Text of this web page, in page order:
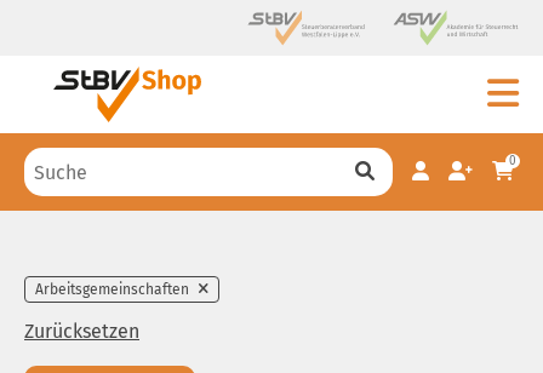
0
Arbeitsgemeinschaften
Zurücksetzen